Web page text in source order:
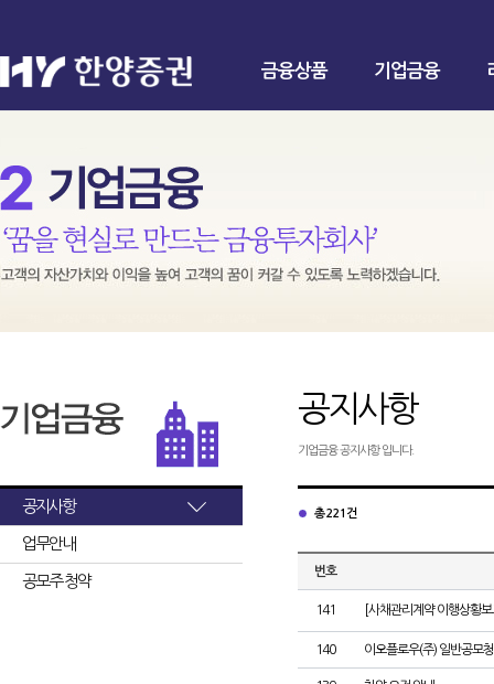
금융상품 기업금융
공지사항
업무안내
공모주 청약
공지사항
기업금융 공지사항 입니다.
총 221건
번호
141 [사채관리계약 이행상황
140 이오플로우(주) 일반공모